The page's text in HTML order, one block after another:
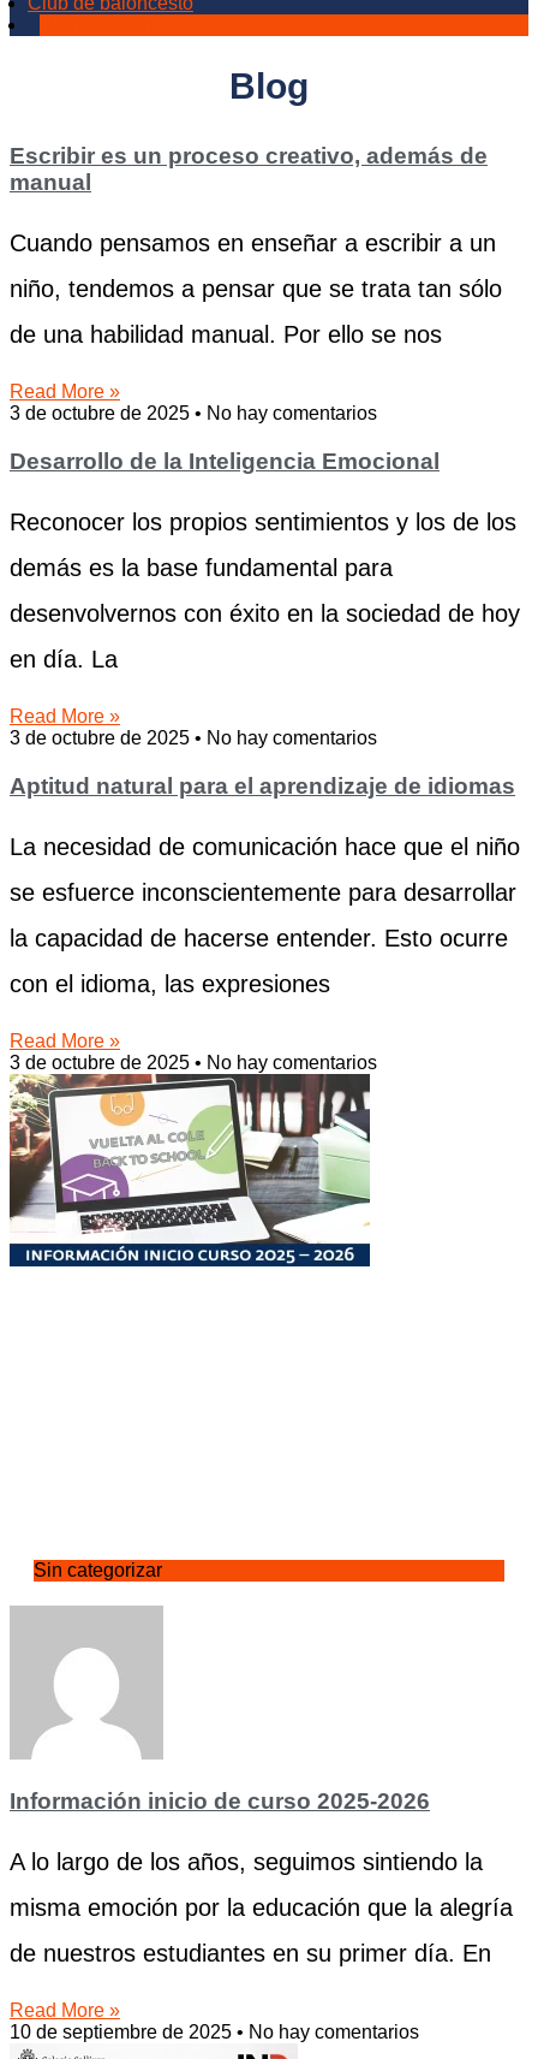
Blog
Escribir es un proceso creativo, además de
manual
Cuando pensamos en enseñar a escribir a un
niño, tendemos a pensar que se trata tan sólo
de una habilidad manual. Por ello se nos
Read More »
3 de octubre de 2025
No hay comentarios
Desarrollo de la Inteligencia Emocional
Reconocer los propios sentimientos y los de los
demás es la base fundamental para
desenvolvernos con éxito en la sociedad de hoy
en día. La
Read More »
3 de octubre de 2025
No hay comentarios
Aptitud natural para el aprendizaje de idiomas
La necesidad de comunicación hace que el niño
se esfuerce inconscientemente para desarrollar
la capacidad de hacerse entender. Esto ocurre
con el idioma, las expresiones
Read More »
3 de octubre de 2025
No hay comentarios
Sin categorizar
Información inicio de curso 2025-2026
A lo largo de los años, seguimos sintiendo la
misma emoción por la educación que la alegría
de nuestros estudiantes en su primer día. En
Read More »
10 de septiembre de 2025
No hay comentarios